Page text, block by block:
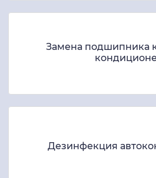
Замена подшипника
Дезинфекция